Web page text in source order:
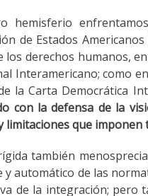
hemisferio
de Estados
los derechos humanos,
Interamericano; como
la Carta Democrática
con la defensa de la
limitaciones que
también
automático de las
de la integración; pero